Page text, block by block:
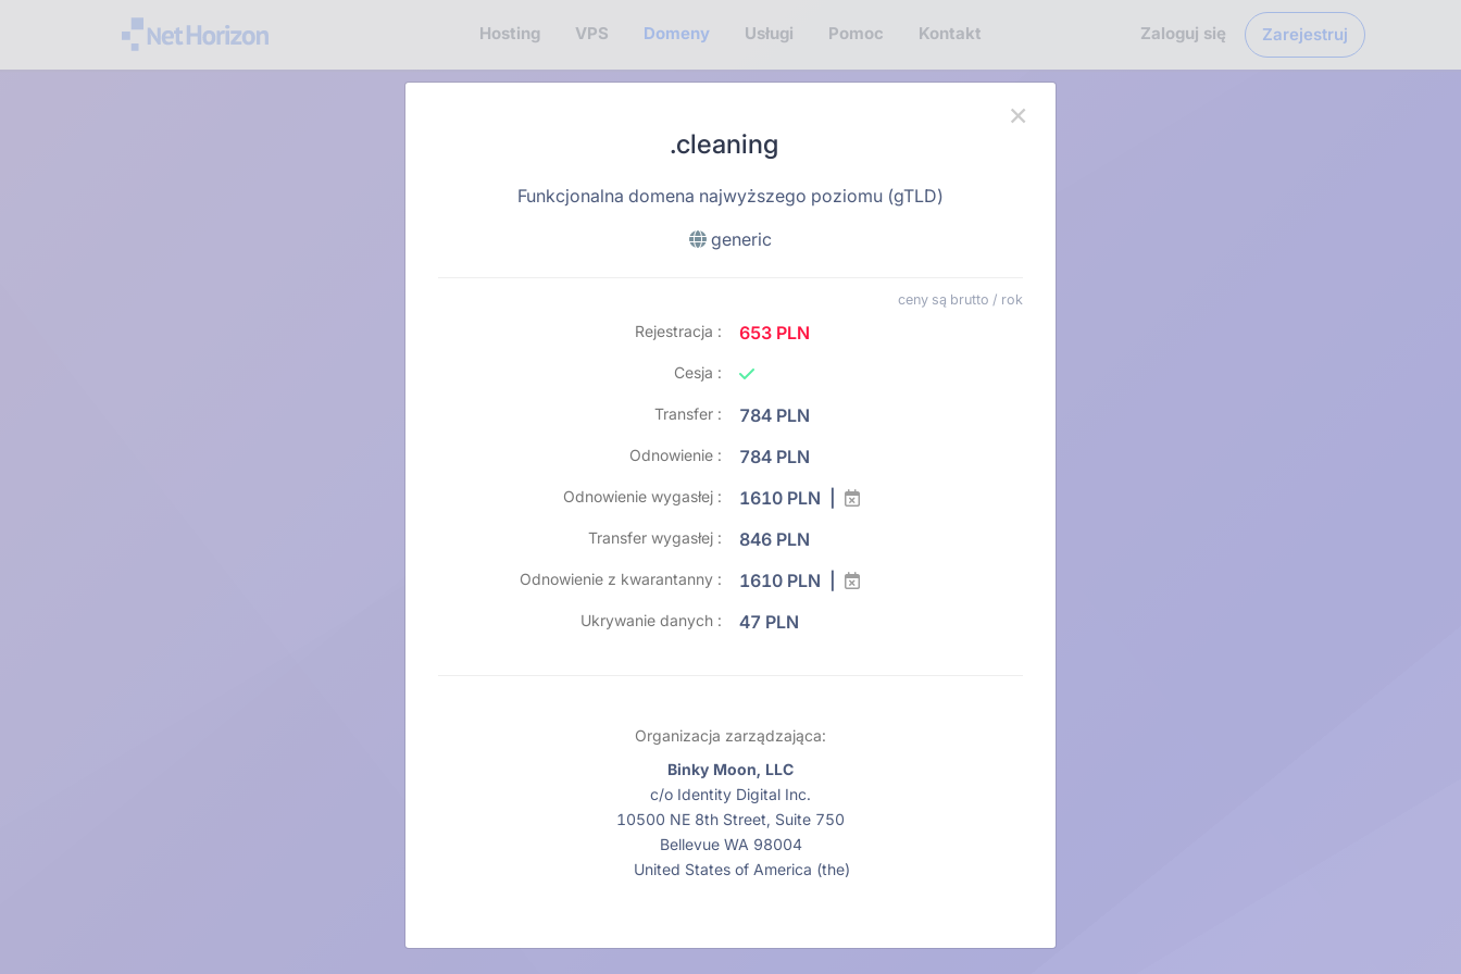
Hosting VPS Domeny Usługi Pomoc Kontakt Zaloguj się Zarejestruj
×
.cleaning
Funkcjonalna domena najwyższego poziomu (gTLD)
generic
ceny są brutto / rok
Rejestracja : 653 PLN
Cesja :
Transfer : 784 PLN
Odnowienie : 784 PLN
Odnowienie wygasłej : 1610 PLN |
Transfer wygasłej : 846 PLN
Odnowienie z kwarantanny : 1610 PLN |
Ukrywanie danych : 47 PLN
Organizacja zarządzająca:
Binky Moon, LLC
c/o Identity Digital Inc.
10500 NE 8th Street, Suite 750
Bellevue WA 98004
United States of America (the)